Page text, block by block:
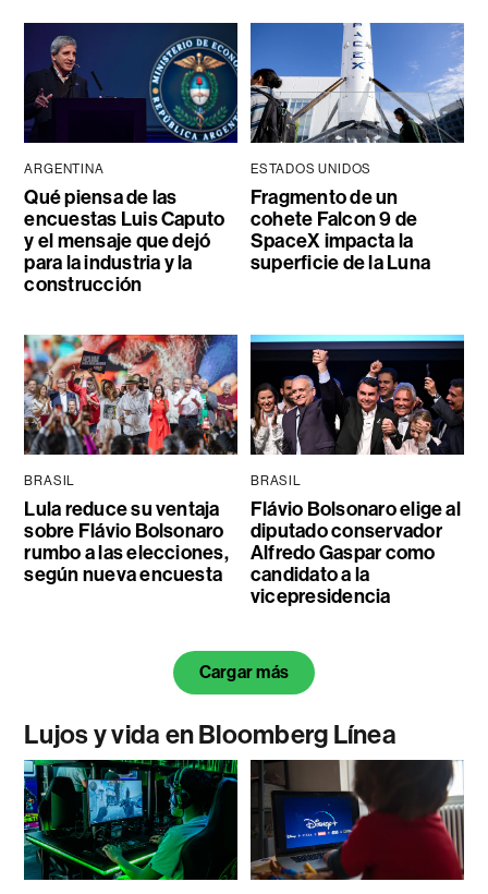
ARGENTINA
Qué piensa de las
encuestas Luis Caputo
y el mensaje que dejó
para la industria y la
construcción
ESTADOS UNIDOS
Fragmento de un
cohete Falcon 9 de
SpaceX impacta la
superficie de la Luna
BRASIL
Lula reduce su ventaja
sobre Flávio Bolsonaro
rumbo a las elecciones,
según nueva encuesta
BRASIL
Flávio Bolsonaro elige al
diputado conservador
Alfredo Gaspar como
candidato a la
vicepresidencia
Cargar más
Lujos y vida en Bloomberg Línea